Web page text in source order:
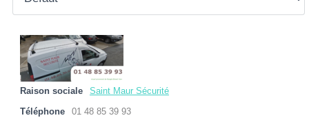
Raison sociale Saint Maur Sécurité
Téléphone 01 48 85 39 93